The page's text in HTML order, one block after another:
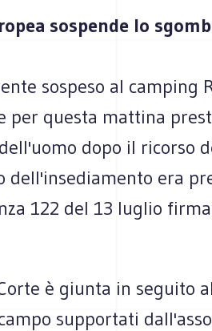
sospende lo
sospeso al camping
per questa mattina
dopo il ricorso
dell'insediamento era
122 del 13 luglio
è giunta in seguito
supportati